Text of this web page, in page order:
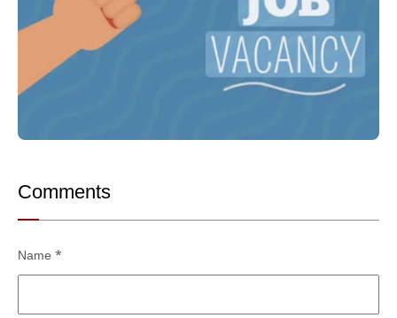
Comments
Name *